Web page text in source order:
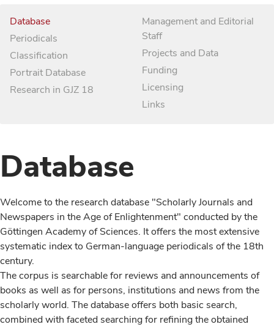
Database
Periodicals
Classification
Portrait Database
Research in GJZ 18
Management and Editorial
Staff
Projects and Data
Funding
Licensing
Links
Database
Welcome to the research database "Scholarly Journals and
Newspapers in the Age of Enlightenment" conducted by the
Göttingen Academy of Sciences. It offers the most extensive
systematic index to German-language periodicals of the 18th
century.
The corpus is searchable for reviews and announcements of
books as well as for persons, institutions and news from the
scholarly world. The database offers both basic search,
combined with faceted searching for refining the obtained